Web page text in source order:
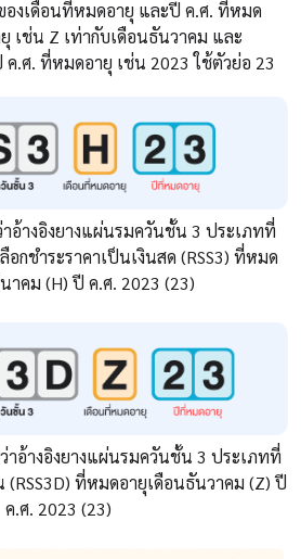
งเดือนที่หมดอายุ และปี ค.ศ. ที่หมด
เช่น Z เท่ากับเดือนธันวาคม และ
ค.ศ. ที่หมดอายุ เช่น 2023ใช้ตัวย่อ 23
อ้างอิงยางแผ่นรมควันชั้น 3 ประเภทที่
อกชำระราคาเป็นเงินสด (RSS3) ที่หมด
าคม (H) ปี ค.ศ. 2023 (23)
าอ้างอิงยางแผ่นรมควันชั้น 3 ประเภทที่
(RSS3D) ที่หมดอายุเดือนธันวาคม (Z) ปี
ค.ศ. 2023 (23)